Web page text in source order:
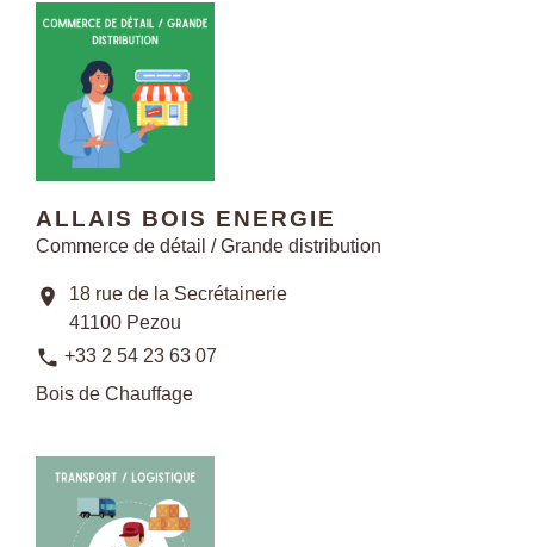
ALLAIS BOIS ENERGIE
Commerce de détail / Grande distribution
location_on
18 rue de la Secrétainerie
41100 Pezou
phone +33 2 54 23 63 07
Bois de Chauffage